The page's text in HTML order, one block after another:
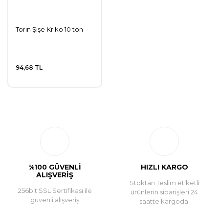
Torin Şişe Kriko 10 ton
94,68 TL
%100 GÜVENLİ
ALIŞVERİŞ
256bit SSL Sertifikası ile
güvenli alışveriş
HIZLI KARGO
Stoktan Teslim etiketli
ürünlerin siparişleri 24
saatte kargoda.